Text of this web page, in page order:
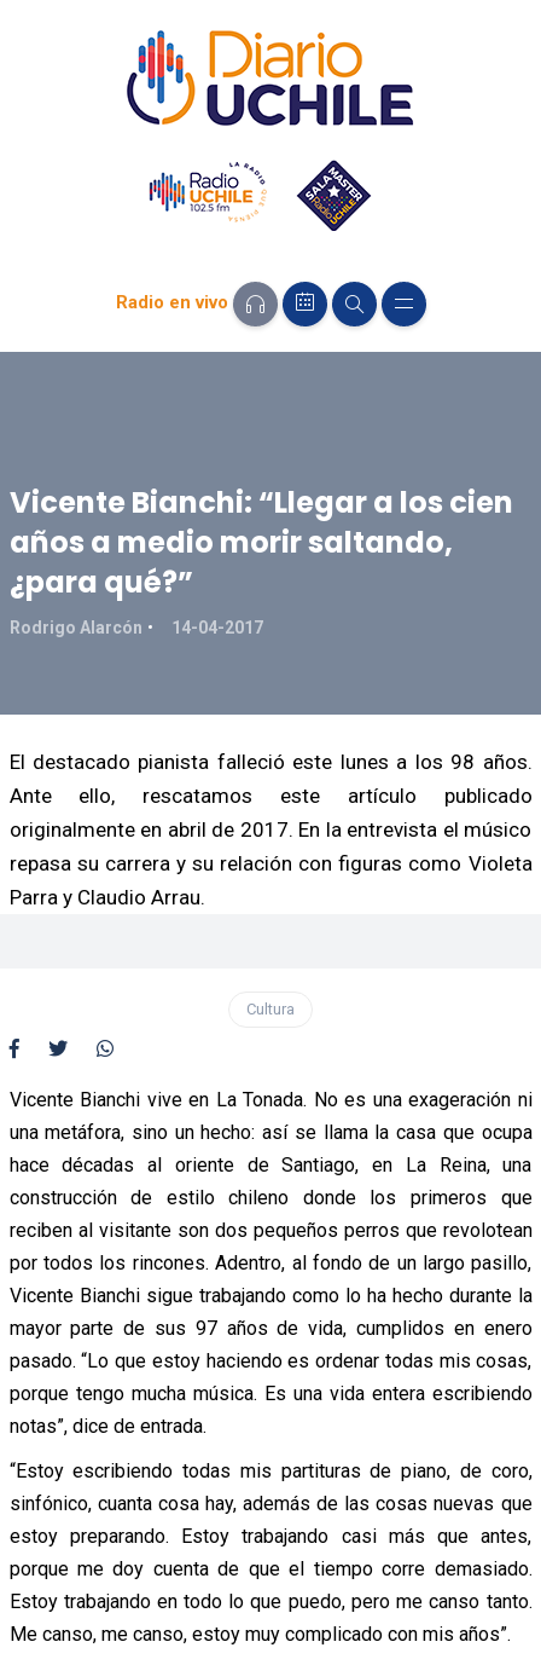
Radio en vivo
Vicente Bianchi: “Llegar a los cien
años a medio morir saltando,
¿para qué?”
Rodrigo Alarcón 14-04-2017
El destacado pianista falleció este lunes a los 98 años.
Ante ello, rescatamos este artículo publicado
originalmente en abril de 2017. En la entrevista el músico
repasa su carrera y su relación con figuras como Violeta
Parra y Claudio Arrau.
Cultura
Vicente Bianchi vive en La Tonada. No es una exageración ni
una metáfora, sino un hecho: así se llama la casa que ocupa
hace décadas al oriente de Santiago, en La Reina, una
construcción de estilo chileno donde los primeros que
reciben al visitante son dos pequeños perros que revolotean
por todos los rincones. Adentro, al fondo de un largo pasillo,
Vicente Bianchi sigue trabajando como lo ha hecho durante la
mayor parte de sus 97 años de vida, cumplidos en enero
pasado. “Lo que estoy haciendo es ordenar todas mis cosas,
porque tengo mucha música. Es una vida entera escribiendo
notas”, dice de entrada.
“Estoy escribiendo todas mis partituras de piano, de coro,
sinfónico, cuanta cosa hay, además de las cosas nuevas que
estoy preparando. Estoy trabajando casi más que antes,
porque me doy cuenta de que el tiempo corre demasiado.
Estoy trabajando en todo lo que puedo, pero me canso tanto.
Me canso, me canso, estoy muy complicado con mis años”.